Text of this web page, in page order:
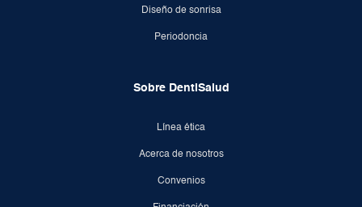
Diseño de sonrisa
Periodoncia
Sobre DentiSalud
Línea ética
Acerca de nosotros
Convenios